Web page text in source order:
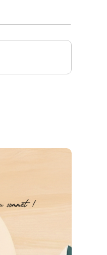
compréhension
objectifs
durera 2h et